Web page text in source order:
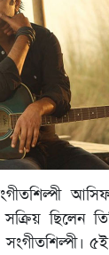
ছিলেন